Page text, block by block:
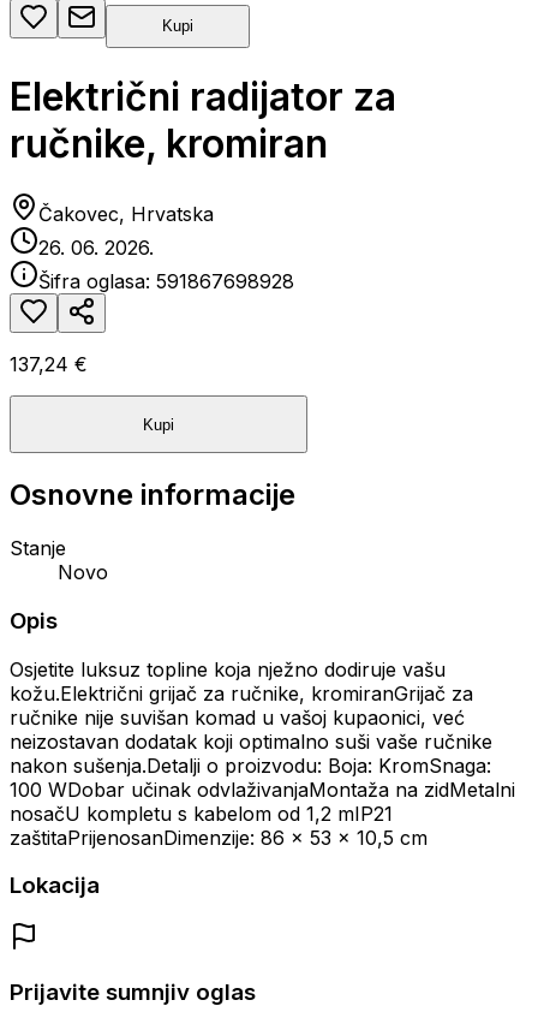
Kupi
Električni radijator za
ručnike, kromiran
Čakovec, Hrvatska
26. 06. 2026.
Šifra oglasa: 591867698928
137,24 €
Kupi
Osnovne informacije
Stanje
Novo
Opis
Osjetite luksuz topline koja nježno dodiruje vašu
kožu.Električni grijač za ručnike, kromiranGrijač za
ručnike nije suvišan komad u vašoj kupaonici, već
neizostavan dodatak koji optimalno suši vaše ručnike
nakon sušenja.Detalji o proizvodu: Boja: KromSnaga:
100 WDobar učinak odvlaživanjaMontaža na zidMetalni
nosačU kompletu s kabelom od 1,2 mIP21
zaštitaPrijenosanDimenzije: 86 x 53 x 10,5 cm
Lokacija
Prijavite sumnjiv oglas